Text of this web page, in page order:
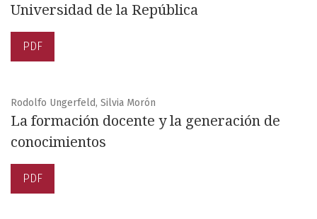
Universidad de la República
PDF
Rodolfo Ungerfeld, Silvia Morón
La formación docente y la generación de
conocimientos
PDF